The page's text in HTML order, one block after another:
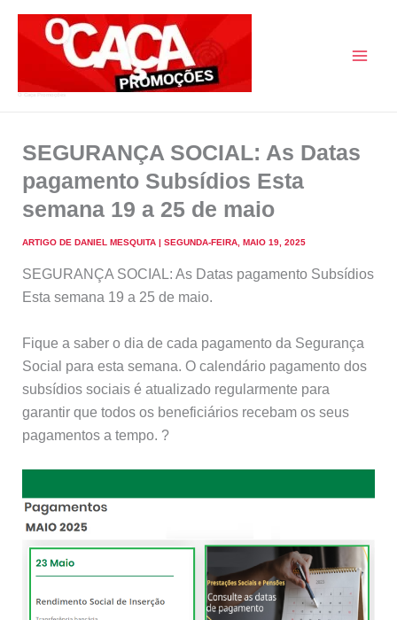
SEGURANÇA SOCIAL: As Datas
pagamento Subsídios Esta
semana 19 a 25 de maio
ARTIGO DE DANIEL MESQUITA | SEGUNDA-FEIRA, MAIO 19, 2025
SEGURANÇA SOCIAL: As Datas pagamento Subsídios
Esta semana 19 a 25 de maio.
Fique a saber o dia de cada pagamento da Segurança
Social para esta semana. O calendário pagamento dos
subsídios sociais é atualizado regularmente para
garantir que todos os beneficiários recebam os seus
pagamentos a tempo. ?